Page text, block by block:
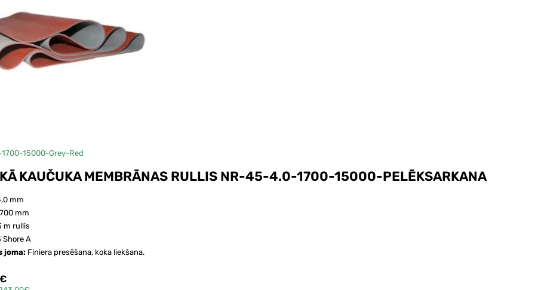
15000-Grey-Red
KAUČUKA MEMBRĀNAS RULLIS NR-45-4.0-1700-15000-PELĒKSARKANA
mm
mm
m rullis
Shore A
joma: Finiera presēšana, koka liekšana.